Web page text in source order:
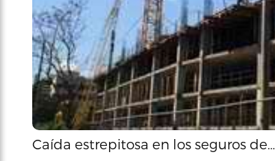
Caída estrepitosa en los seguros de…